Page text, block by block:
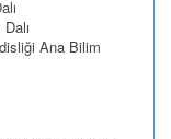
Ana Bilim